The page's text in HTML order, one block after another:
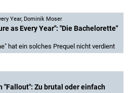
Year, Dominik Moser
as Every Year": "Die Bachelorette"
hat ein solches Prequel nicht verdient
"Fallout": Zu brutal oder einfach